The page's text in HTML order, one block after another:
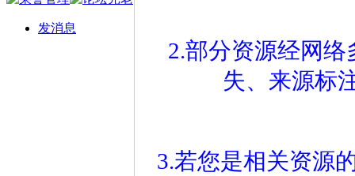
发消息
2.部分资源经网
失、来源标
3.若您是相关资源